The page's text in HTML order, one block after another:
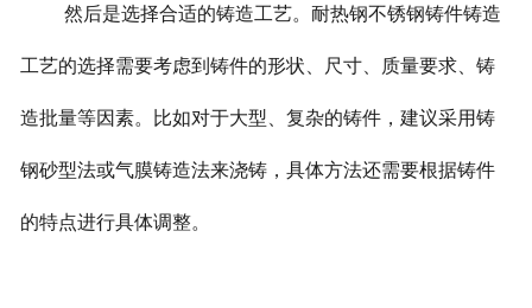
然后是选择合适的铸造工艺。耐热钢不锈钢铸件铸造
工艺的选择需要考虑到铸件的形状、尺寸、质量要求、铸
造批量等因素。比如对于大型、复杂的铸件，建议采用铸
钢砂型法或气膜铸造法来浇铸，具体方法还需要根据铸件
的特点进行具体调整。